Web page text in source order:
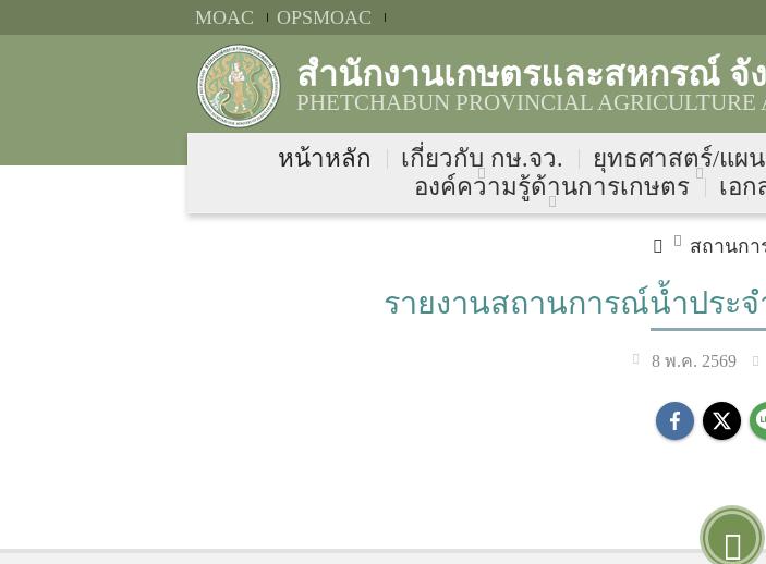
MOAC OPSMOAC
สำนักงานเกษตรและสหกรณ์ จั
PHETCHABUN PROVINCIAL AGRICULTURE
หน้าหลัก เกี่ยวกับ กษ.จว. ยุทธศาสตร์/แผ
องค์ความรู้ด้านการเกษตร
เอ
สถานก
รายงานสถานการณ์น้ำประ
8 พ.ค. 2569